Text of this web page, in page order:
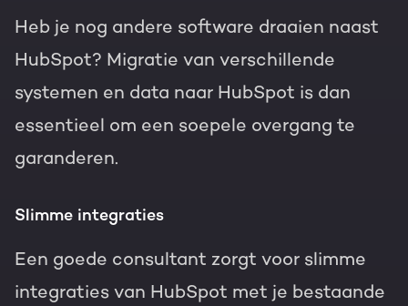
Heb je nog andere software draaien naast
HubSpot? Migratie van verschillende
systemen en data naar HubSpot is dan
essentieel om een soepele overgang te
garanderen.
Slimme integraties
Een goede consultant zorgt voor slimme
integraties van HubSpot met je bestaande